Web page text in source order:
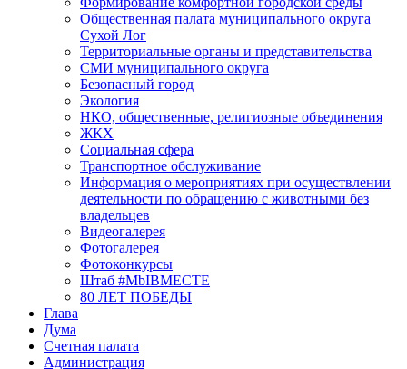
Общественная палата муниципального округа
Сухой Лог
Территориальные органы и представительства
СМИ муниципального округа
Безопасный город
Экология
НКО, общественные, религиозные объединения
ЖКХ
Социальная сфера
Транспортное обслуживание
Информация о мероприятиях при осуществлении
деятельности по обращению с животными без
владельцев
Видеогалерея
Фотогалерея
Фотоконкурсы
Штаб #MbIBMECTE
80 ЛЕТ ПОБЕДЫ
Глава
Дума
Счетная палата
Администрация